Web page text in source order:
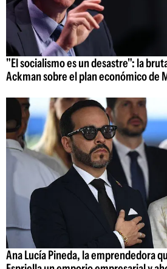
"El socialismo es un desastre": la
Ackman sobre el plan económico de
Ana Lucía Pineda, la emprendedora